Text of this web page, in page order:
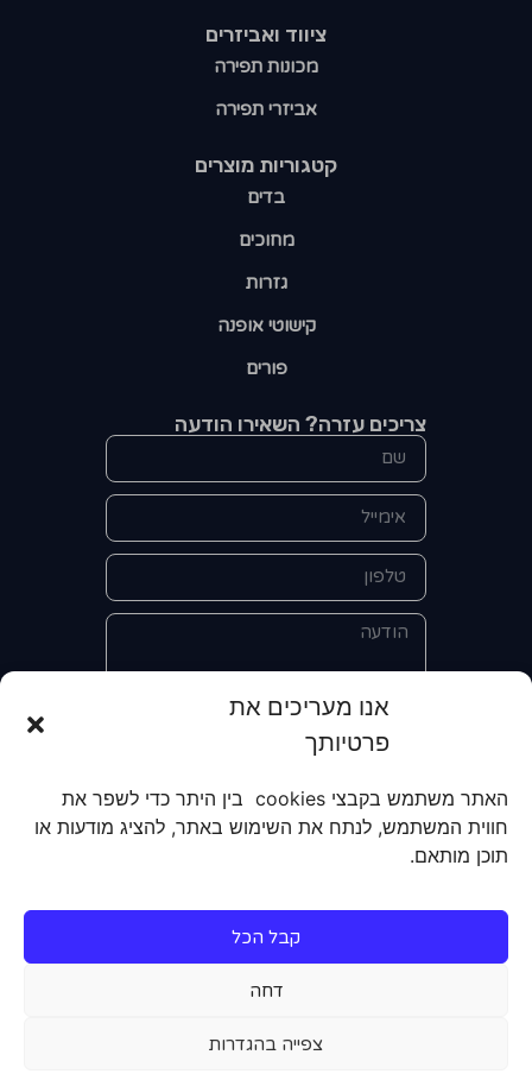
אנו מעריכים את
פרטיותך
האתר משתמש בקבצי cookies בין היתר כדי לשפר את
חווית המשתמש, לנתח את השימוש באתר, להציג מודעות או
תוכן מותאם.
קבל הכל
דחה
צפייה בהגדרות
קטגוריות מוצרים​
בדים
מחוכים
גזרות
קישוטי אופנה
פורים
ציווד ואביזרים
מכונות תפירה
אביזרי תפירה
צריכים עזרה? השאירו הודעה
אני מאשר/ת את מסירת הפרטים
קבלת מידע על מוצרים, שירותים, מועדון
לקוחות. אני מודע/ת שאוכל לבטל את
הרישום שלי בכל עת ושעל מסירת הפרטים